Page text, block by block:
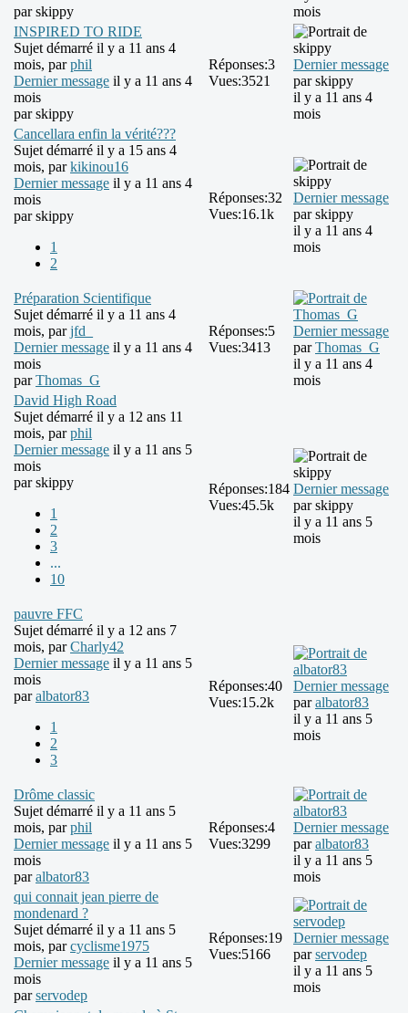
parskippy
mois
INSPIRED TO RIDE
Sujet démarré il y a 11 ans 4
mois, parphil
Dernier message il y a 11 ans 4
mois
parskippy
Réponses:3
Vues:3521
Dernier message
parskippy
il y a 11 ans 4
mois
Cancellara enfin la vérité???
Sujet démarré il y a 15 ans 4
mois, parkikinou16
Dernier message il y a 11 ans 4
mois
parskippy
1
2
Réponses:32
Vues:16.1k
Dernier message
parskippy
il y a 11 ans 4
mois
Préparation Scientifique
Sujet démarré il y a 11 ans 4
mois, parjfd_
Dernier message il y a 11 ans 4
mois
parThomas_G
Réponses:5
Vues:3413
Dernier message
parThomas_G
il y a 11 ans 4
mois
David High Road
Sujet démarré il y a 12 ans 11
mois, parphil
Dernier message il y a 11 ans 5
mois
parskippy
1
2
3
...
10
Réponses:184
Vues:45.5k
Dernier message
parskippy
il y a 11 ans 5
mois
pauvre FFC
Sujet démarré il y a 12 ans 7
mois, parCharly42
Dernier message il y a 11 ans 5
mois
paralbator83
1
2
3
Réponses:40
Vues:15.2k
Dernier message
paralbator83
il y a 11 ans 5
mois
Drôme classic
Sujet démarré il y a 11 ans 5
mois, parphil
Dernier message il y a 11 ans 5
mois
paralbator83
Réponses:4
Vues:3299
Dernier message
paralbator83
il y a 11 ans 5
mois
qui connait jean pierre de
mondenard ?
Sujet démarré il y a 11 ans 5
mois, parcyclisme1975
Dernier message il y a 11 ans 5
mois
parservodep
Réponses:19
Vues:5166
Dernier message
parservodep
il y a 11 ans 5
mois